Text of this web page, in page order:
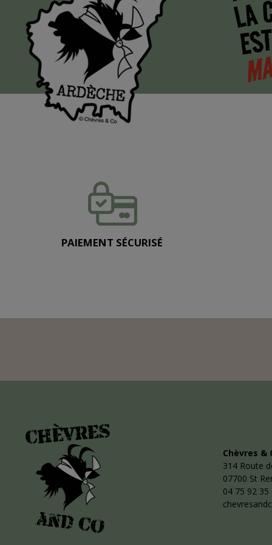
PAIEMENT SÉCURISÉ
Chèvres &
314 Route
07700 St
04 75 92 35